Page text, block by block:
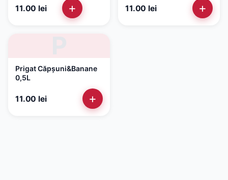
11.00 lei + 11.00 lei +
Prigat Căpșuni&Banane
0,5L
11.00 lei +